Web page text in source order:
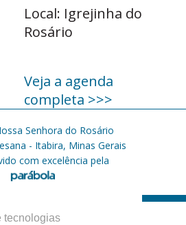
tecnologias
Local: Igrejinha do
Rosário
Veja a agenda
completa >>>
Senhora do Rosário
- Itabira, Minas Gerais
com excelência pela